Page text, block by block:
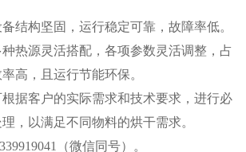
构坚固，运行稳定可靠，故障率低。
源灵活搭配，各项参数灵活调整，占
高，且运行节能环保。
客户的实际需求和技术要求，进行必
，以满足不同物料的烘干需求。
（微信同号）。